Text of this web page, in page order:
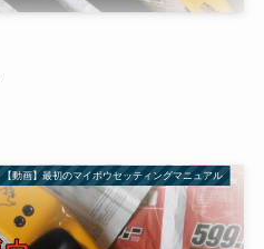
【動画】最初のマイボウセッティングマニュアル